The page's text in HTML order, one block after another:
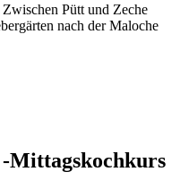
Pütt und Zeche
nach der Maloche
Mittagskochkurs